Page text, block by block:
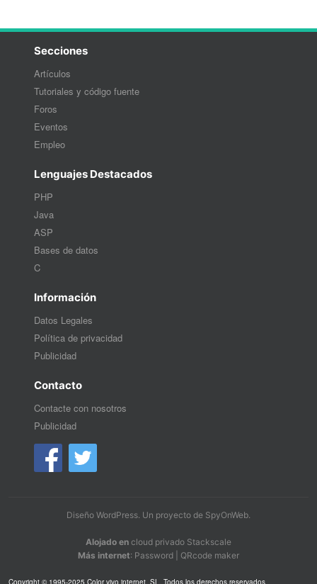
Secciones
Artículos
Tutoriales y código fuente
Foros
Eventos
Empleo
Lenguajes Destacados
PHP
Java
ASP
Bases de datos
C
Información
Datos Legales
Política de privacidad
Publicidad
Contacto
Contacte con nosotros
Publicidad
Diseño WordPress. Un proyecto de SpyOnWeb.
Alojado en cloud privado Stackscale
Más internet: Password QRcode maker
Copyright © 1995-2025 Color vivo internet, SL. Todos los derechos reservados